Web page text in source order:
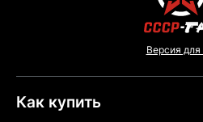
Версия
Как купить